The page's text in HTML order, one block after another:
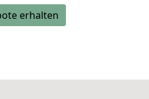
erhalten